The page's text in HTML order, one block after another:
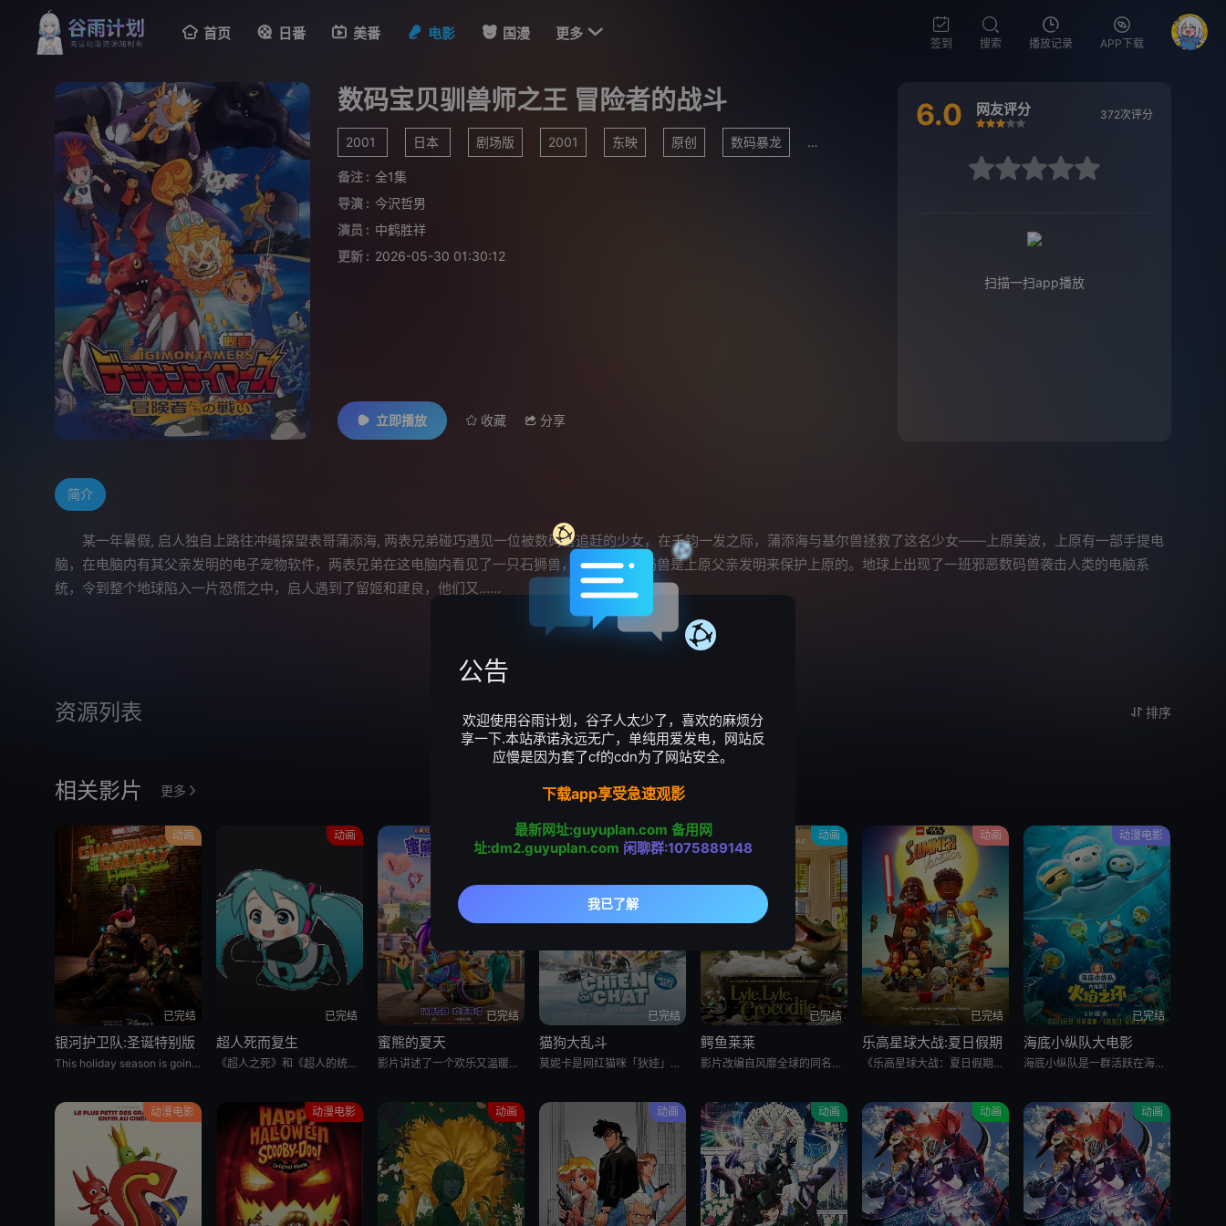
首页 日番 美番 电影 国漫 更多 
签到 搜索 播放记录 APP下载
数码宝贝驯兽师之王 冒险者的战斗
2001 日本 剧场版 2001 东映 原创 数码暴龙 数码宝贝
备注 : 全1集
导演 : 今沢哲男
演员 : 中鹤胜祥
更新 : 2026-05-30 01:30:12
立即播放 收藏 分享
6.0 网友评分
很差较差还行
推荐
力荐
372次评分
较差还行推荐力荐
扫描一扫app播放
简介
某一年暑假, 启人独自上路往冲绳探望表哥蒲添海, 两表兄弟碰巧遇见一位被数码兽追赶的少女，在千钧一发之际，蒲添海与基尔兽拯救了这名少女——上原美波，上原有一部手提电
脑，在电脑内有其父亲发明的电子宠物软件，两表兄弟在这电脑内看见了一只石狮兽，原来这只数码兽是上原父亲发明来保护上原的。地球上出现了一班邪恶数码兽袭击人类的电脑系
统，令到整个地球陷入一片恐慌之中，启人遇到了留姬和建良，他们又……
资源列表 排序
相关影片 更多
动画
已完结
银河护卫队:圣诞特别版
This holiday season is going to be out of this world. Marvel Studios’ Special Presentation: The Guar
动画
已完结
超人死而复生
《超人之死》和《超人的统治》现在是一部长达两个多小时的未删节的无缝动画。见证正义联盟和一支不可阻挡的外星力量之间的无障碍战斗，这场战斗只有超人才能完成，并将永远改变大都会的面貌。超人的死而复生在一场战
动漫电影
已完结
蜜熊的夏天
影片讲述了一个欢乐又温暖的故事。为了完成爷爷安德烈的遗愿，嘻哈搭档蜜熊维沃（林-曼努尔·米兰达配音）与酷女孩加比（伊奈拉利·西莫配音）化身“爱的信使”踏上了一段奇妙冒险旅途。然而，一路上囧况不断，欢乐
动漫电影
已完结
猫狗大乱斗
莫妮卡是网红猫咪「狄娃」的主人，杰克是一名小偷，他偷了一颗价值连城的红宝石，而这颗宝石不慎被流浪狗「七七」吞下，在一连串不幸的事件中，莫妮卡和杰克与他们的宠物分开，一场从蒙特娄到纽约的疯狂公路之旅就此
动画
已完结
鳄鱼莱莱
影片改编自风靡全球的同名绘本系列，肖恩·蒙德兹献声演唱鳄鱼莱莱。 故事讲述了小男孩乔什·普利姆跟随父母举家搬进大城市的新居，和一只住在阁楼上、能舞会唱的鳄鱼成为好朋友的奇遇故事。自带欢乐属性的鳄鱼莱
动画
已完结
乐高星球大战:夏日假期
《乐高星球大战：夏日假期》将于8月5日上线Disney 。
动漫电影
已完结
海底小纵队大电影
海底小纵队是一群活跃在海底的小小冒险家。小纵队集结了皮医生（企鹅）、生物学家谢灵通（海獭）、摄像师达西西（腊肠狗）、机械工程师突突兔（兔子）、小队中尉呱唧（小猫）等7名伙伴，在核心成员巴克队长（北极熊
动漫电影 动漫电影 动画 动画 动画 动画 动画
公告
欢迎使用谷雨计划，谷子人太少了，喜欢的麻烦分
享一下.本站承诺永远无广，单纯用爱发电，网站反
应慢是因为套了cf的cdn为了网站安全。
下载app享受急速观影
最新网址:guyuplan.com 备用网
址:dm2.guyuplan.com 闲聊群:1075889148